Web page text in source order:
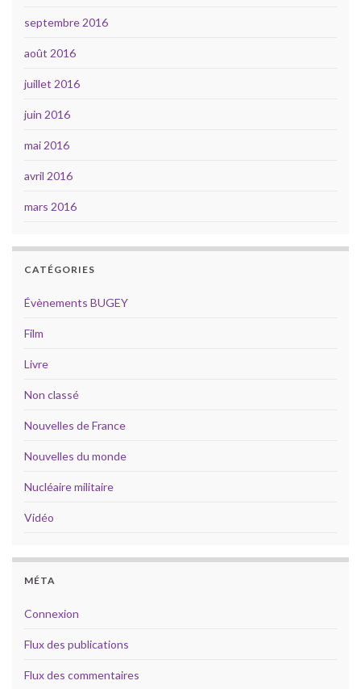
septembre 2016
août 2016
juillet 2016
juin 2016
mai 2016
avril 2016
mars 2016
CATÉGORIES
Évènements BUGEY
Film
Livre
Non classé
Nouvelles de France
Nouvelles du monde
Nucléaire militaire
Vidéo
MÉTA
Connexion
Flux des publications
Flux des commentaires